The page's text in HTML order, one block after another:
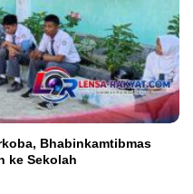
Bhabinkamtibmas
ke Sekolah